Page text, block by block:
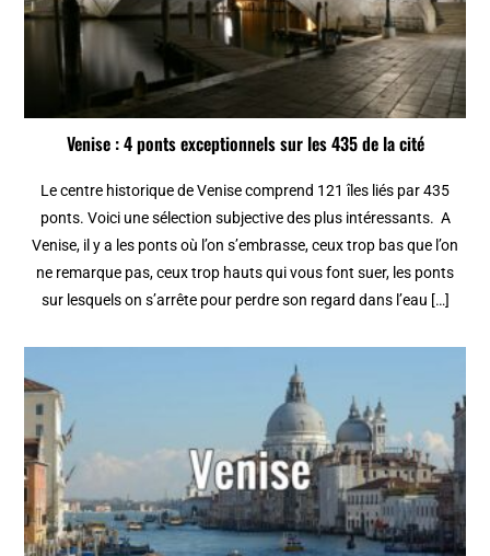
Venise : 4 ponts exceptionnels sur les 435 de la cité
Le centre historique de Venise comprend 121 îles liés par 435
ponts. Voici une sélection subjective des plus intéressants. A
Venise, il y a les ponts où l’on s’embrasse, ceux trop bas que l’on
ne remarque pas, ceux trop hauts qui vous font suer, les ponts
sur lesquels on s’arrête pour perdre son regard dans l’eau […]